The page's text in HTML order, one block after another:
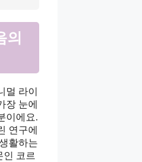
의
멀 라이
장 눈에
이에요.
연구에
활하는
인 코르